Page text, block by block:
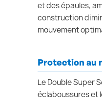
et des épaules,
construction
mouvement
Protection au
Le Double Super
éclaboussures et